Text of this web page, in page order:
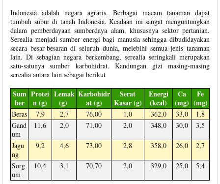
Indonesia adalah negara agraris. Berbagai macam tanaman dapat
tumbuh subur di tanah Indonesia. Keadaan ini sangat menguntungkan
dalam pemberdayaan sumberdaya alam, khususnya sektor pertanian.
Serealia menjadi sumber energi bagi manusia sehingga dibudidayakan
secara besar-besaran di seluruh dunia, melebihi semua jenis tanaman
lain. Di sebagian negara berkembang, serealia seringkali merupakan
satu-satunya sumber karbohidrat. Kandungan gizi masing-masing
serealia antara lain sebagai berikut
Sum
ber
Protei
n (g)
Lemak
(g)
Karbohidr
at (g)
Serat
Kasar (g)
Energi
(kcal)
Ca
(mg)
Fe
(mg)
Beras 7,9 2,7 76,00 1,0 362,0 33,0
1,8
Gand
um
11,6 2,0 71,00 2,0 348,0 30,0 3,5
Jagu
ng
9,2 4,6 73,00 2,8 358,0 26,0 2,7
Sorg
um
10,4 3,1 70,70 2,0 329,0 25,0 5,4